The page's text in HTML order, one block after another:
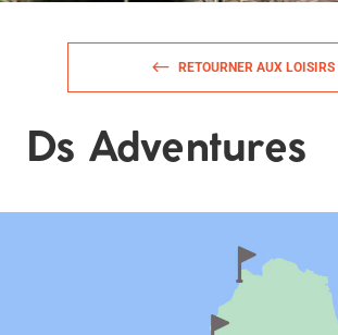
RETOURNER AUX LOISIRS
Ds Adventures